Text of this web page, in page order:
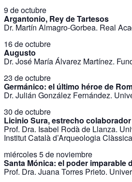
9 de octubre
Argantonio, Rey de Tartesos
Dr. Martín Almagro-Gorbea. Real
16 de octubre
Augusto
Dr. José María Álvarez Martínez.
23 de octubre
Germánico: el último héroe de
Dr. Julián González Fernández.
30 de octubre
Licinio Sura, estrecho
Prof. Dra. Isabel Rodà de Llanza.
Institut Català d’Arqueologia
miércoles 5 de noviembre
Santa Mónica: el poder imparable
Prof. Dra. Juana Torres Prieto.